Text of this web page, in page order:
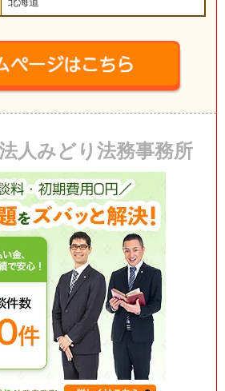
北海道
人みどり法務事務所